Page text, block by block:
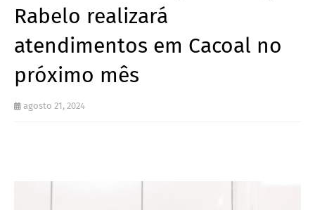
Rabelo realizará
atendimentos em Cacoal no
próximo mês
agosto 21, 2024